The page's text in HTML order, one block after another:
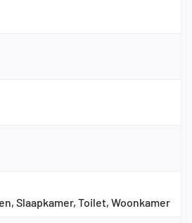
Slaapkamer, Toilet, Woonkamer